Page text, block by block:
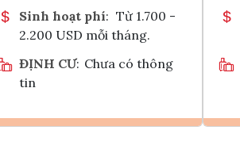
Sinh hoạt phí: Từ 1.700 -
2.200 USD mỗi tháng.
ĐỊNH CƯ: Chưa có thông
tin